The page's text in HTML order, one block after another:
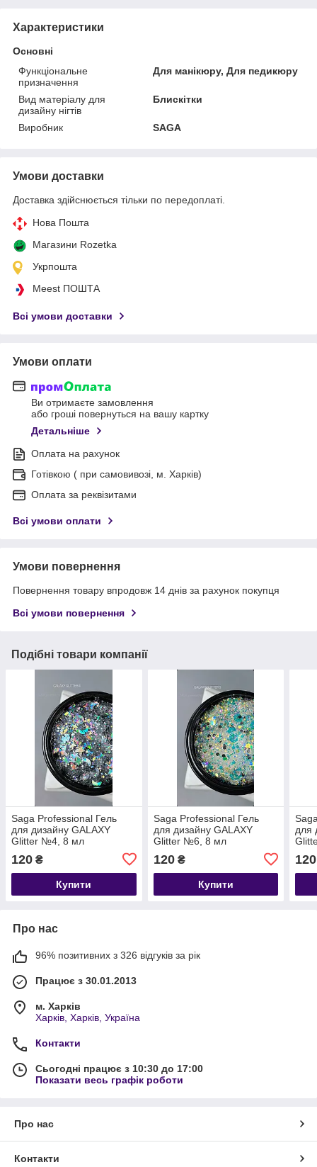
Характеристики
Основні
Функціональне
призначення
Для манікюру, Для педикюру
Вид матеріалу для
дизайну нігтів
Блискітки
Виробник SAGA
Умови доставки
Доставка здійснюється тільки по передоплаті.
Нова Пошта
Магазини Rozetka
Укрпошта
Meest ПОШТА
Всі умови доставки
Умови оплати
Ви отримаєте замовлення
або гроші повернуться на вашу картку
Детальніше
Оплата на рахунок
Готівкою ( при самовивозі, м. Харків)
Оплата за реквізитами
Всі умови оплати
Умови повернення
Повернення товару впродовж 14 днів за рахунок покупця
Всі умови повернення
Подібні товари компанії
Saga Professional Гель
для дизайну GALAXY
Glitter №4, 8 мл
120 ₴
Купити
Saga Professional Гель
для дизайну GALAXY
Glitter №6, 8 мл
120₴
Купити
для
120
Про нас
96% позитивних з 326 відгуків за рік
Працює з 30.01.2013
м. Харків
Харків, Харків, Україна
Контакти
Сьогодні працює з 10:30 до 17:00
Показати весь графік роботи
Про нас
Контакти